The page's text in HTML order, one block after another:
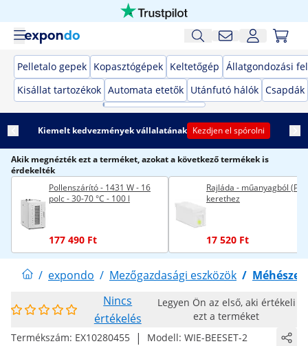
Pelletalo gepek Kopasztógépek Keltetőgép Állatgondozási
Kisállat tartozékok Automata etetők Utánfutó hálók Csapdák
Kiemelt kedvezmények vállalatának Kezdjen el spórolni
Akik megnézték ezt a terméket, azokat a következő termékek is
érdekelték
Pollenszárító - 1431 W - 16
polc - 30-70 °C - 100 l
177 490 Ft
Rajláda - műanyagból (PP)
kerethez
17 520 Ft
/ expondo / Mezőgazdasági eszközök /
Nincs
értékelés
Legyen Ön az első, aki értékeli
ezt a terméket
Termékszám: EX10280455 | Modell: WIE-BEESET-2